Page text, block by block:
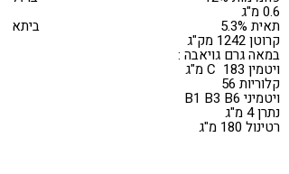
0.6 מ"ג
תאית 5.3% ביתא
קרוטן 1242 מק"ג
במאה גרם גויאבה :
ויטמין C 183 מ"ג
ויטמיני B1 B3 B6
נתרן 4 מ"ג
רטינול 180 מ"ג